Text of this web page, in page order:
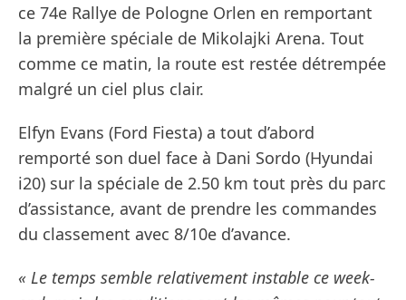
ce 74e Rallye de Pologne Orlen en remportant
la première spéciale de Mikolajki Arena. Tout
comme ce matin, la route est restée détrempée
malgré un ciel plus clair.
Elfyn Evans (Ford Fiesta) a tout d’abord
remporté son duel face à Dani Sordo (Hyundai
i20) sur la spéciale de 2.50 km tout près du parc
d’assistance, avant de prendre les commandes
du classement avec 8/10e d’avance.
« Le temps semble relativement instable ce week-